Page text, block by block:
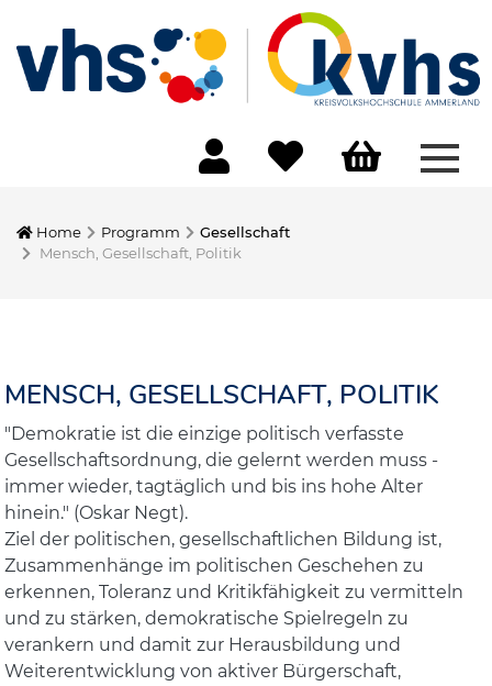
Home Programm
Gesellschaft
Mensch, Gesellschaft, Politik
MENSCH, GESELLSCHAFT, POLITIK
"Demokratie ist die einzige politisch verfasste
Gesellschaftsordnung, die gelernt werden muss -
immer wieder, tagtäglich und bis ins hohe Alter
hinein." (Oskar Negt).
Ziel der politischen, gesellschaftlichen Bildung ist,
Zusammenhänge im politischen Geschehen zu
erkennen, Toleranz und Kritikfähigkeit zu vermitteln
und zu stärken, demokratische Spielregeln zu
verankern und damit zur Herausbildung und
Weiterentwicklung von aktiver Bürgerschaft,